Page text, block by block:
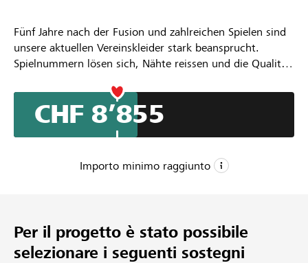
Fünf Jahre nach der Fusion und zahlreichen Spielen sind
unsere aktuellen Vereinskleider stark beansprucht.
Spielnummern lösen sich, Nähte reissen und die Qualität
professionell und mit Teamgeist aufzutreten, benötigen
wir neue Vereinskleidung für die nächsten Jahre. Mit
eurer Unterstützung können wir diesen nächsten Schritt
CHF 8’855
Importo minimo raggiunto
CHF 20’000
Importo desiderato
Per il progetto è stato possibile
selezionare i seguenti sostegni